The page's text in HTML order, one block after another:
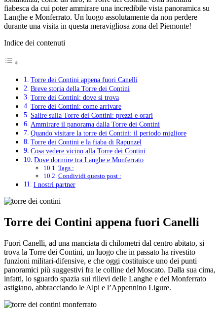
fiabesca da cui poter ammirare una incredibile vista panoramica su
Langhe e Monferrato. Un luogo assolutamente da non perdere
durante una visita in questa meravigliosa zona del Piemonte!
Indice dei contenuti
Torre dei Contini appena fuori Canelli
Breve storia della Torre dei Contini
Torre dei Contini: dove si trova
Torre dei Contini: come arrivare
Salire sulla Torre dei Contini: prezzi e orari
Ammirare il panorama dalla Torre dei Contini
Quando visitare la torre dei Contini: il periodo migliore
Torre dei Contini e la fiaba di Rapunzel
Cosa vedere vicino alla Torre dei Contini
Dove dormire tra Langhe e Monferrato
Tags :
Condividi questo post :
I nostri partner
Torre dei Contini appena fuori Canelli
Fuori Canelli, ad una manciata di chilometri dal centro abitato, si
trova la Torre dei Contini, un luogo che in passato ha rivestito
funzioni militari-difensive, e che oggi costituisce uno dei punti
panoramici più suggestivi fra le colline del Moscato. Dalla sua cima,
infatti, lo sguardo spazia sui rilievi delle Langhe e del Monferrato
astigiano, abbracciando le Alpi e l’Appennino Ligure.